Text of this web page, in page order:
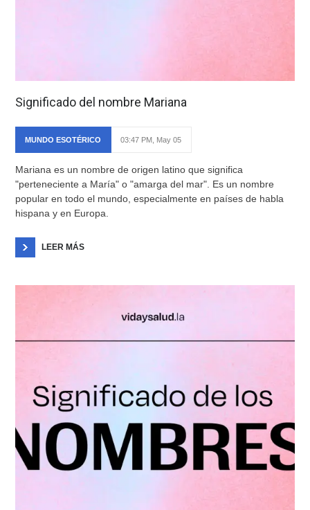
Significado del nombre Mariana
MUNDO ESOTÉRICO 03:47 PM, May 05
Mariana es un nombre de origen latino que significa
"perteneciente a María" o "amarga del mar". Es un nombre
popular en todo el mundo, especialmente en países de habla
hispana y en Europa.
LEER MÁS